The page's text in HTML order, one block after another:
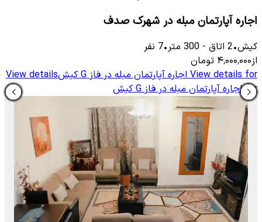
اجاره آپارتمان مبله در شهرک صدف
کیش•
2 اتاق -
300 متر•
7 نفر
از۴٬۰۰۰٬۰۰۰ تومان
View details for اجاره آپارتمان مبله در فاز G کیش
View details
for اجاره آپارتمان مبله در فاز G کیش